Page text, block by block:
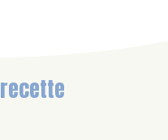
recette